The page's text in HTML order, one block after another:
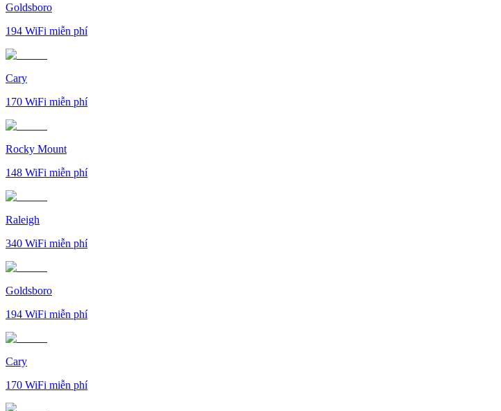
Goldsboro
194 WiFi miễn phí
Cary
170 WiFi miễn phí
Rocky Mount
148 WiFi miễn phí
Raleigh
340 WiFi miễn phí
Goldsboro
194 WiFi miễn phí
Cary
170 WiFi miễn phí